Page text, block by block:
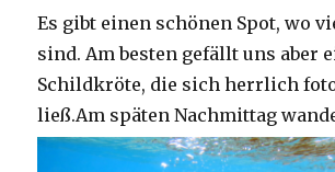
Es gibt einen schönen Spot, wo
sind. Am besten gefällt uns aber
Schildkröte, die sich herrlich
ließ.Am späten Nachmittag